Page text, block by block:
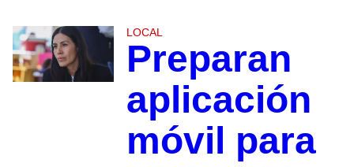
LOCAL
Preparan
aplicación
móvil para